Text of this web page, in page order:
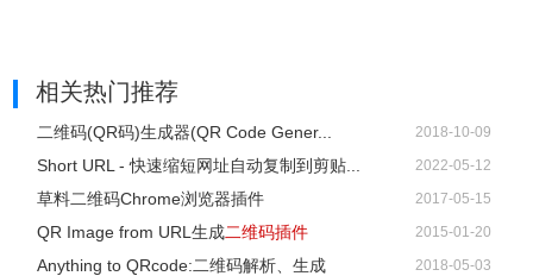
相关热门推荐
二维码(QR码)生成器(QR Code Gener... 2018-10-09
Short URL - 快速缩短网址自动复制到剪贴... 2022-05-12
草料二维码Chrome浏览器插件 2017-05-15
QR Image from URL生成二维码插件 2015-01-20
Anything to QRcode:二维码解析、生成 2018-05-03